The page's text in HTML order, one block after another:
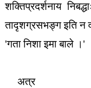
शक्तिप्रदर्शनाय
तादृशग्रसभङ्ग इति न
'गता निशा इमा बाले । '
अत्र